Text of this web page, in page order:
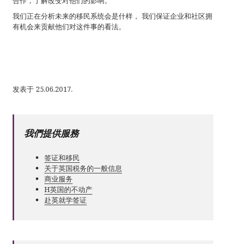
我们正在分析未来的移民系统会是什样， 我们保证企业和社区拥
有机会来贡献他们对这件事的看法。
发表于 25.06.2017.
我們提供服務
签证和移民
关于英国税务的一般信息
商业服务
Н英国的不动产
赴英就学签证